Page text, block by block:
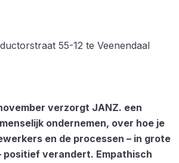
55-12 te Veenendaal
verzorgt JANZ. een
ondernemen, over hoe je
en de processen – in grote
positief verandert. Empathisch